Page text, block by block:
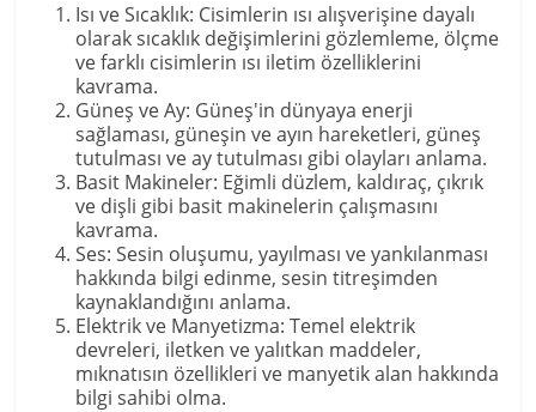
Isı ve Sıcaklık: Cisimlerin ısı alışverişine dayalı
olarak sıcaklık değişimlerini gözlemleme, ölçme
ve farklı cisimlerin ısı iletim özelliklerini
kavrama.
Güneş ve Ay: Güneş'in dünyaya enerji
sağlaması, güneşin ve ayın hareketleri, güneş
tutulması ve ay tutulması gibi olayları anlama.
Basit Makineler: Eğimli düzlem, kaldıraç, çıkrık
ve dişli gibi basit makinelerin çalışmasını
kavrama.
Ses: Sesin oluşumu, yayılması ve yankılanması
hakkında bilgi edinme, sesin titreşimden
kaynaklandığını anlama.
Elektrik ve Manyetizma: Temel elektrik
devreleri, iletken ve yalıtkan maddeler,
mıknatısın özellikleri ve manyetik alan hakkında
bilgi sahibi olma.